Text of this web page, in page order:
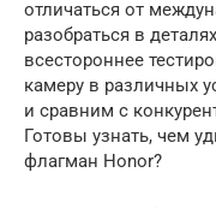
отличаться от
разобраться в
всестороннее
камеру в различных
и сравним с
Готовы узнать, чем
флагман Honor?